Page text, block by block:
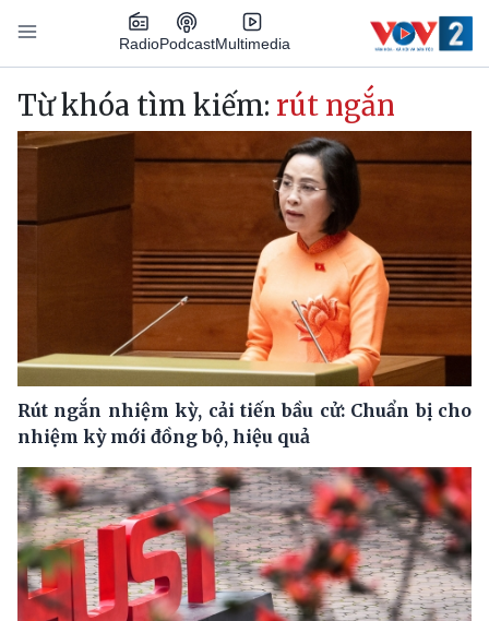
Nhảy đến nội dung
RadioPodcastMultimedia
Main navigation
Từ khóa tìm kiếm: rút ngắn
Rút ngắn nhiệm kỳ, cải tiến bầu cử: Chuẩn bị cho
nhiệm kỳ mới đồng bộ, hiệu quả